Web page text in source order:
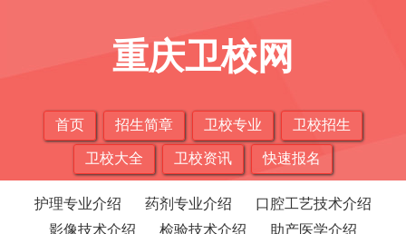
重庆卫校网
首页 招生简章 卫校专业 卫校招生
卫校大全 卫校资讯 快速报名
护理专业介绍 药剂专业介绍
口腔工艺技术介绍
影像技术介绍
检验技术介绍
助产医学介绍